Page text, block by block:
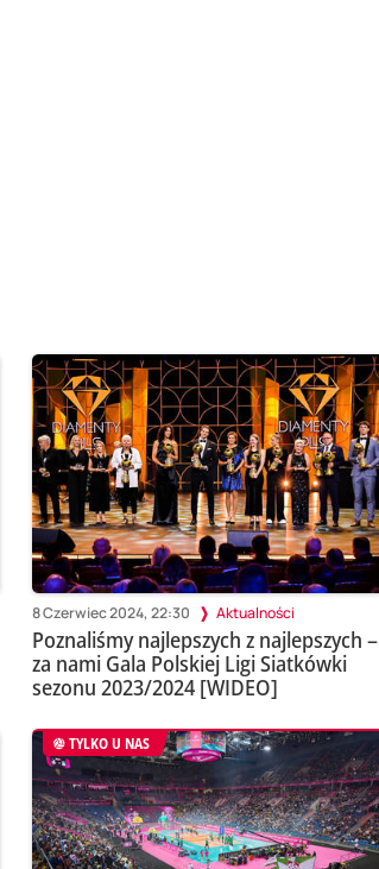
8 Czerwiec 2024, 22:30 Aktualności
Poznaliśmy najlepszych z najlepszych –
za nami Gala Polskiej Ligi Siatkówki
sezonu 2023/2024 [WIDEO]
TYLKO U NAS